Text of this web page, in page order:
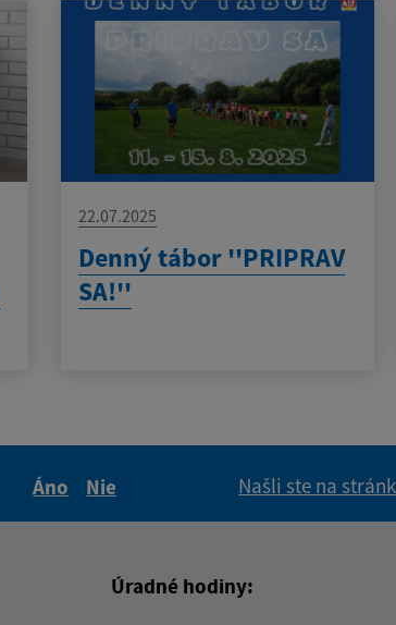
22.07.2025
Denný tábor ''PRIPRAV
SA!''
Áno
Nie
Našli ste na
Úradné hodiny: